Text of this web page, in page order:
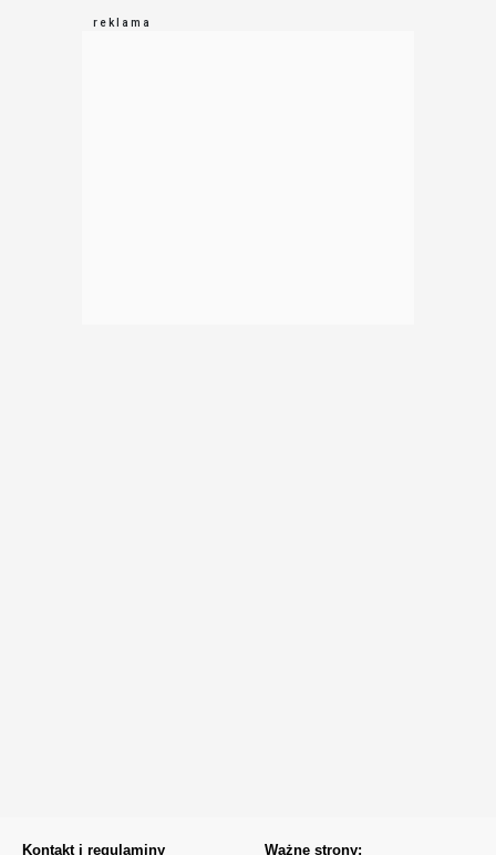
Kontakt i regulaminy
Ważne strony: